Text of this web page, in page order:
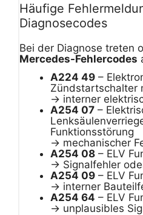
Häufige
Diagnosecodes
Bei der Diagnose treten
Mercedes-Fehlercodes
A224 49 –
Zündstartschalter
→ interner
A254 07 –
Funktionsstörung
→ mechanischer
A254 08 – ELV
→ Signalfehler
A254 09 – ELV
→ interner
A254 64 – ELV
→ unplausibles